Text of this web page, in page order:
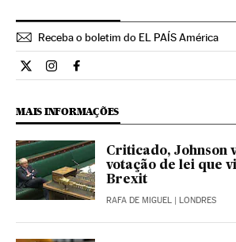
Receba o boletim do EL PAÍS América
Internacional El País Brasil en Twitter
Internacional El País Brasil en
Internacional El País Brasil en
MAIS INFORMAÇÕES
Criticado, Johnson
votação de lei que
Brexit
RAFA DE MIGUEL | LONDRES